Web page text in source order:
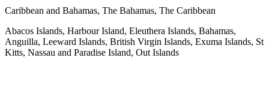
Caribbean and Bahamas, The Bahamas, The Caribbean
Abacos Islands, Harbour Island, Eleuthera Islands, Bahamas,
Anguilla, Leeward Islands, British Virgin Islands, Exuma Islands, St
Kitts, Nassau and Paradise Island, Out Islands